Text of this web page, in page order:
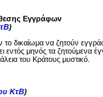
Εγγράφων
)
το δικαίωμα να ζητούν
εντός μηνός τα
του Κράτους μυστικό.
ΚτΒ)